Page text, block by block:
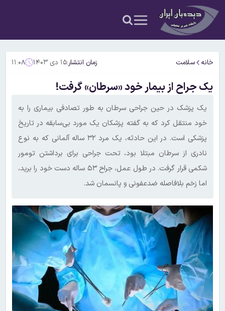
خانه سلامت زمان انتشار:۱۵ دی ۱۴۰۳ ۱۱:۰۸
یک جراح از بیمار خود «سرطان» گرفت!
یک پزشک در حین جراحی سرطان به طور تصادفی بیماری را به
خود منتقل کرد که به گفته پزشکان یک مورد بی‌سابقه در تاریخ
پزشکی است. در این حادثه، یک مرد ۳۲ ساله آلمانی که به نوع
نادری از سرطان مبتلا بود، تحت جراحی برای برداشتن تومور
شکمی قرار گرفت. در طول عمل، جراح ۵۳ ساله دست خود را برید،
اما زخم بلافاصله ضدعفونی و پانسمان شد.